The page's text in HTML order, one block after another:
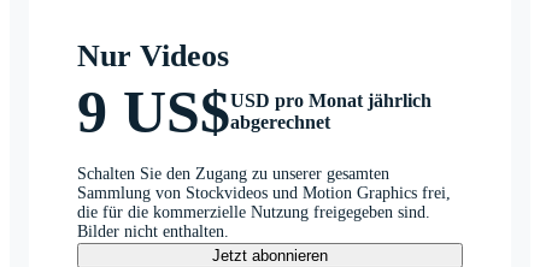
Nur Videos
9 US$USD pro Monat jährlich
abgerechnet
Schalten Sie den Zugang zu unserer gesamten
Sammlung von Stockvideos und Motion Graphics frei,
die für die kommerzielle Nutzung freigegeben sind.
Bilder nicht enthalten.
Jetzt abonnieren